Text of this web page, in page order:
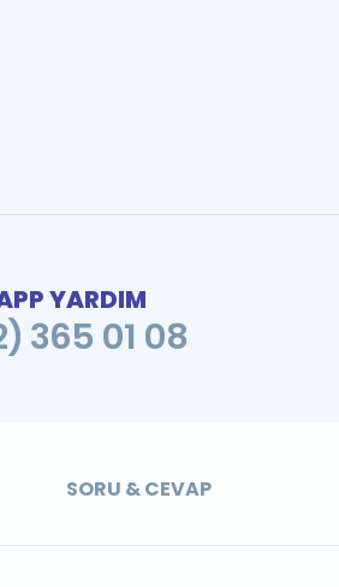
YARDIM
365 01 08
SORU & CEVAP